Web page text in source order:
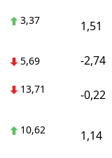
3,37 1,51
5,69 -2,74
13,71 -0,22
10,62 1,14